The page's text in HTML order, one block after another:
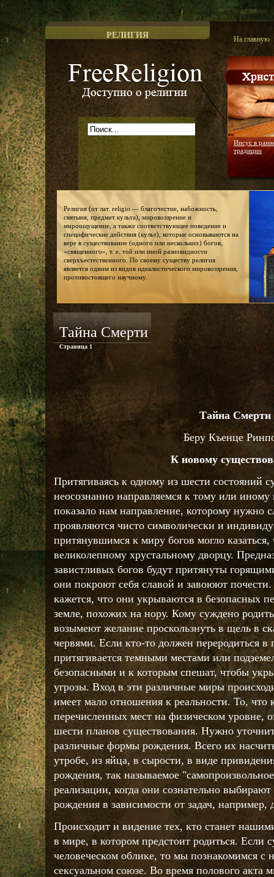
РЕЛИГИЯ На главную
Иисус в
традиции
Религия (от лат. religio — благочестие, набожность,
святыня, предмет культа), мировоззрение и
мироощущение, а также соответствующее поведение и
специфические действия (культ), которые основываются на
вере в существование (одного или нескольких) богов,
«священного», т. е. той или иной разновидности
сверхъестественного. По своему существу религия
является одним из видов идеалистического мировоззрения,
противостоящего научному.
Тайна Смерти
Страница 1
Тайна Смерти
Беру Къенце
К новому
Притягиваясь к одному из шести состояний
неосознанно направляемся к тому или
показало нам направление, которому нужно
проявляются чисто символически и
притянувшимся к миру богов могло
великолепному хрустальному дворцу.
завистливых богов будут притянуты
они покроют себя славой и завоюют
кажется, что они укрываются в безопасных
земле, похожих на нору. Кому суждено
возымеют желание проскользнуть в щель в
червями. Если кто-то должен переродиться в
притягивается темными местами или
безопасными и к которым спешат, чтобы
угрозы. Вход в эти различные миры
имеет мало отношения к реальности. То, что
перечисленных мест на физическом уровне,
шести планов существования. Нужно
различные формы рождения. Всего их
утробе, из яйца, в сырости, в виде
рождения, так называемое
реализации, когда они сознательно
рождения в зависимости от задач, например,
Происходит и видение тех, кто станет
в мире, в котором предстоит родиться. Если
человеческом облике, то мы познакомимся
сексуальном союзе. Во время полового акта